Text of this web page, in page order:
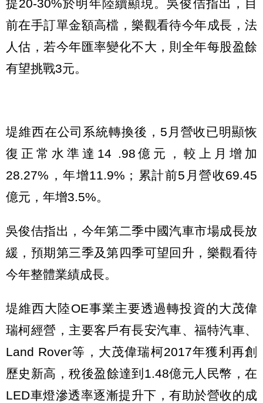
提20-30%於明年陸續顯現。吳俊佶指出，目
前在手訂單金額高檔，樂觀看待今年成長，法
人估，若今年匯率變化不大，則全年每股盈餘
有望挑戰3元。
堤維西在公司系統轉換後，5月營收已明顯恢
復正常水準達14 .98億元，較上月增加
28.27%，年增11.9%；累計前5月營收69.45
億元，年增3.5%。
吳俊佶指出，今年第二季中國汽車市場成長放
緩，預期第三季及第四季可望回升，樂觀看待
今年整體業績成長。
堤維西大陸OE事業主要透過轉投資的大茂偉
瑞柯經營，主要客戶有長安汽車、福特汽車、
Land Rover等，大茂偉瑞柯2017年獲利再創
歷史新高，稅後盈餘達到1.48億元人民幣，在
LED車燈滲透率逐漸提升下，有助於營收的成